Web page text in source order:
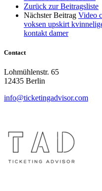
Zurück zur Beitragsliste
Nächster Beitrag Video
voksen upskirt
kontakt damer
Contact
Lohmühlenstr. 65
12435 Berlin
info@ticketingadvisor.com